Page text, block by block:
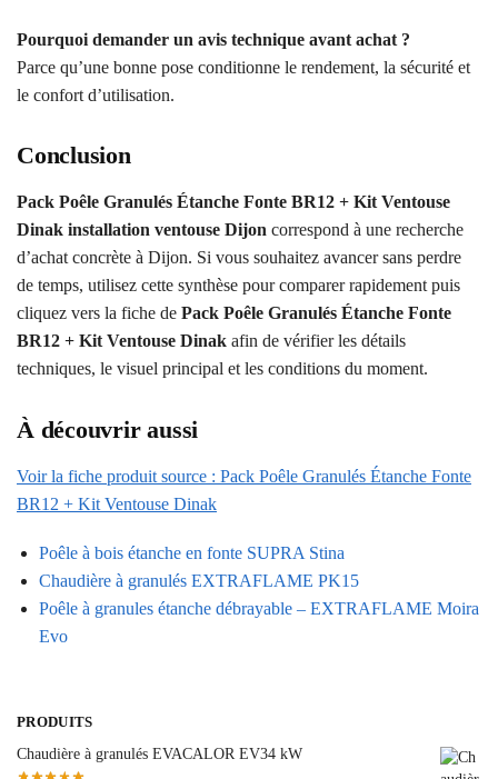
Pourquoi demander un avis technique avant achat ?
Parce qu’une bonne pose conditionne le rendement, la sécurité et
le confort d’utilisation.
Conclusion
Pack Poêle Granulés Étanche Fonte BR12 + Kit Ventouse
Dinak installation ventouse Dijon correspond à une recherche
d’achat concrète à Dijon. Si vous souhaitez avancer sans perdre
de temps, utilisez cette synthèse pour comparer rapidement puis
cliquez vers la fiche de Pack Poêle Granulés Étanche Fonte
BR12 + Kit Ventouse Dinak afin de vérifier les détails
techniques, le visuel principal et les conditions du moment.
À découvrir aussi
Voir la fiche produit source : Pack Poêle Granulés Étanche Fonte
BR12 + Kit Ventouse Dinak
Poêle à bois étanche en fonte SUPRA Stina
Chaudière à granulés EXTRAFLAME PK15
Poêle à granules étanche débrayable – EXTRAFLAME Moira
Evo
PRODUITS
Chaudière à granulés EVACALOR EV34 kW